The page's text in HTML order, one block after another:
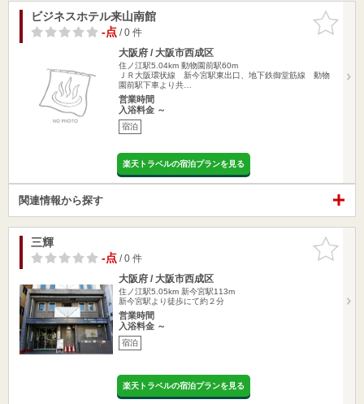
お気に入
りに追加
ビジネスホテル来山南館
-点/ 0 件
大阪府 / 大阪市西成区
住ノ江駅5.04km 動物園前駅60m
ＪＲ大阪環状線 新今宮駅東出口、地下鉄御堂筋線 動物
園前駅下車より共…
営業時間
入浴料金 ～
宿泊
楽天トラベルの宿泊プランを見る
関連情報から探す
お気に入
りに追加
三輝
-点/ 0 件
大阪府 / 大阪市西成区
住ノ江駅5.05km 新今宮駅113m
新今宮駅より徒歩にて約２分
営業時間
入浴料金 ～
宿泊
楽天トラベルの宿泊プランを見る